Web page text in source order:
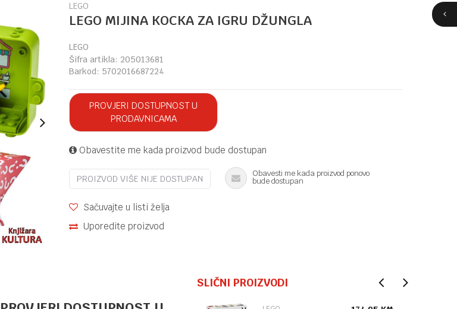
LEGO
LEGO MIJINA KOCKA ZA IGRU DŽUNGLA
LEGO
Šifra artikla: 205013681
Barkod: 5702016687224
PROVJERI DOSTUPNOST U
PRODAVNICAMA
Obavestite me kada proizvod bude dostupan
PROIZVOD VIŠE NIJE DOSTUPAN
Obavesti me kada proizvod ponovo
bude dostupan
Sačuvajte u listi želja
Uporedite proizvod
SLIČNI PROIZVODI